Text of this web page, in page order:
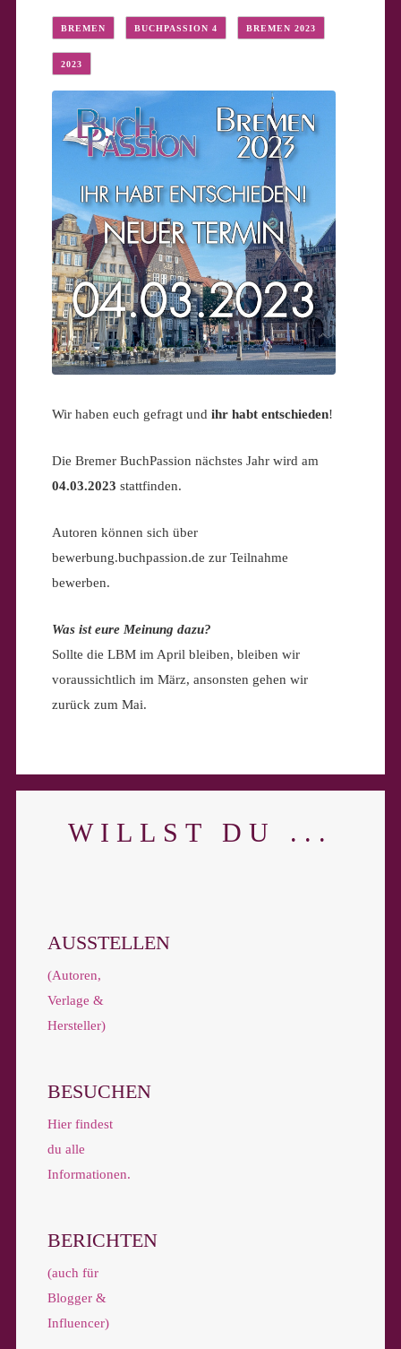
BREMEN BUCHPASSION 4 BREMEN 2023
2023
Wir haben euch gefragt und ihr habt entschieden!
Die Bremer BuchPassion nächstes Jahr wird am
04.03.2023 stattfinden.
Autoren können sich über
bewerbung.buchpassion.de zur Teilnahme
bewerben.
Was ist eure Meinung dazu?
Sollte die LBM im April bleiben, bleiben wir
voraussichtlich im März, ansonsten gehen wir
zurück zum Mai.
WILLST DU ...
AUSSTELLEN
(Autoren,
Verlage &
Hersteller)
BESUCHEN
Hier findest
du alle
Informationen.
BERICHTEN
(auch für
Blogger &
Influencer)